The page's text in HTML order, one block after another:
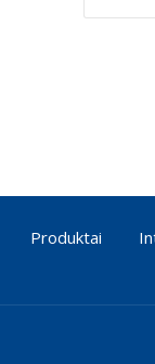
Produktai